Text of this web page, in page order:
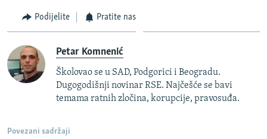
Podijelite Pratite nas
Petar Komnenić
Školovao se u SAD, Podgorici i Beogradu.
Dugogodišnji novinar RSE. Najčešće se bavi
temama ratnih zločina, korupcije, pravosuđa.
Povezani sadržaji